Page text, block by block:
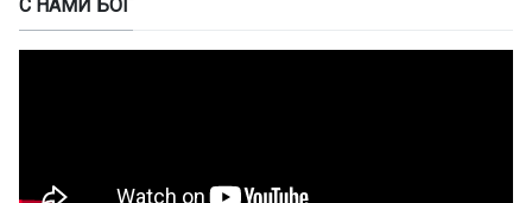
С НАМИ БОГ